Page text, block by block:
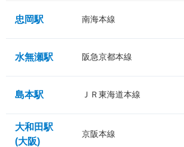
忠岡駅 南海本線
水無瀬駅 阪急京都本線
島本駅 ＪＲ東海道本線
大和田駅
(大阪)
京阪本線